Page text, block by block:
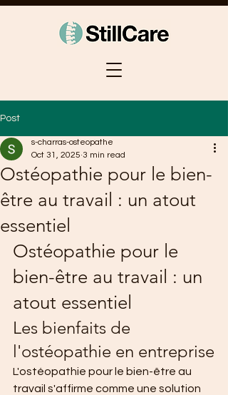
Post
Ostéopathie pour le bien-
être au travail : un atout
essentiel
s-charras-osteopathe
Oct 31, 2025 3 min read
Ostéopathie pour le
bien-être au travail : un
atout essentiel
Les bienfaits de
l'ostéopathie en entreprise
L'ostéopathie pour le bien-être au
travail s'affirme comme une solution